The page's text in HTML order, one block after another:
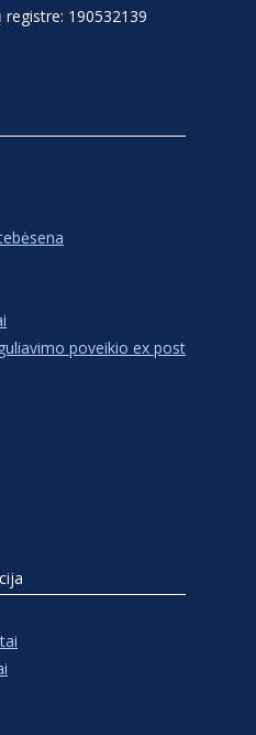
registre: 190532139
poveikio ex post